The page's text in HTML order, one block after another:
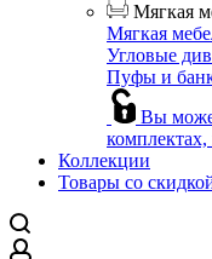
Мягкая
Мягкая
Угловые
Пуфы и
Вы
Коллекции
Товары со